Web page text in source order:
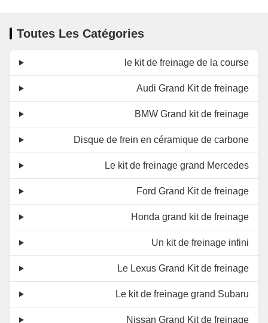
Toutes Les Catégories
le kit de freinage de la course
Audi Grand Kit de freinage
BMW Grand kit de freinage
Disque de frein en céramique de carbone
Le kit de freinage grand Mercedes
Ford Grand Kit de freinage
Honda grand kit de freinage
Un kit de freinage infini
Le Lexus Grand Kit de freinage
Le kit de freinage grand Subaru
Nissan Grand Kit de freinage